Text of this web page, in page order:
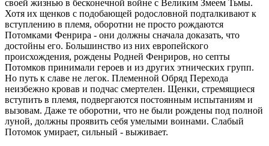
своей жизнью в бесконечной войне с Великим Змеем Тьмы.
Хотя их щенков с подобающей родословной подталкивают к
вступлению в племя, оборотни не просто рождаются
Потомками Фенрира - они должны сначала доказать, что
достойны его. Большинство из них европейского
происхождения, рождены Родней Фенриров, но септы
Потомков принимали героев и из других этнических групп.
Но путь к славе не легок. Племенной Обряд Перехода
неизбежно кровав и подчас смертелен. Щенки, стремящиеся
вступить в племя, подвергаются постоянным испытаниям и
вызовам. Даже те оборотни, что не были рождены под полной
луной, должны проявить себя умелыми воинами. Слабый
Потомок умирает, сильный - выживает.